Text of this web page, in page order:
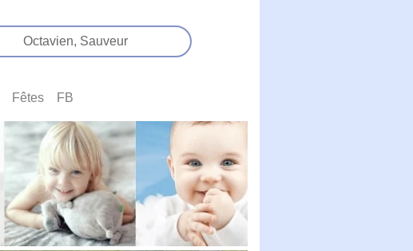
Octavien, Sauveur
Fêtes FB